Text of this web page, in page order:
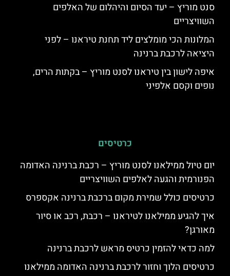
סנט מוריץ – יעד הסיום והיהלום של האלפים
השוויצריים
המלונות הכי מומלצים ליד תחנת טיראנו – לפני
היציאה לרכבת ברנינה
איפה לישון בין טיראנו לסנט מוריץ – בקתות הרים,
נופים וקסם אלפיני
כרטיסים
יום טיול ממילאנו לסנט מוריץ – רכבת ברנינה האדומה
הפנורמית והגעה לאלפים השוויצריים
כרטיסים כולל שמירת מקום ברכבת ברנינה אקספרס
איך להגיע ממילאנו לטיראנו – רכבת, רכב או סיור
מאורגן?
למה כדאי להזמין כרטיס מראש לרכבת ברנינה
כרטיסים הלוך וחזור לרכבת ברנינה האדומה ממילאנו